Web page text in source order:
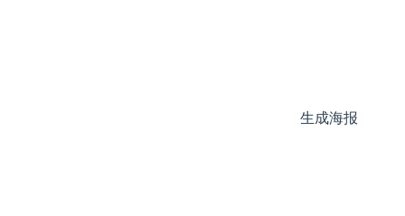
生成海报